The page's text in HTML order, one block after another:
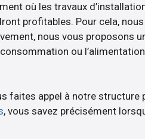
où les travaux
profitables. Pour cela,
nous vous proposons
ou
faites appel à notre structure
, vous savez précisément